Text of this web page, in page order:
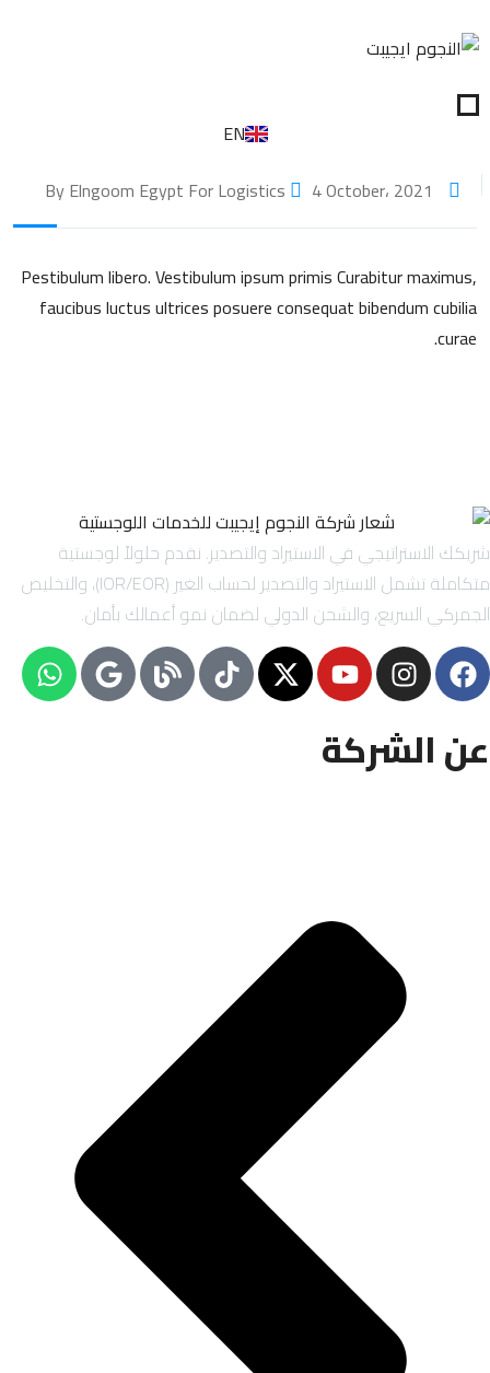
EN
4 October، 2021
Pestibulum libero. Vestibulum ipsum primis Curabitur maximus,
faucibus luctus ultrices posuere consequat bibendum cubilia
curae.
شريكك الاستراتيجي في الاستيراد والتصدير. نقدم حلولاً لوجستية
متكاملة تشمل الاستيراد والتصدير لحساب الغير (IOR/EOR)، والتخليص
الجمركي السريع، والشحن الدولي لضمان نمو أعمالك بأمان.
عن الشركة